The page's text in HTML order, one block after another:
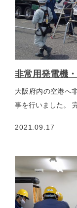
非常用発電機
大阪府内の空港へ
事を行いました。
2021.09.17